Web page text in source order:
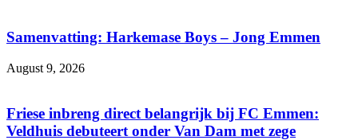
Samenvatting: Harkemase Boys – Jong Emmen
August 9, 2026
Friese inbreng direct belangrijk bij FC Emmen:
Veldhuis debuteert onder Van Dam met zege